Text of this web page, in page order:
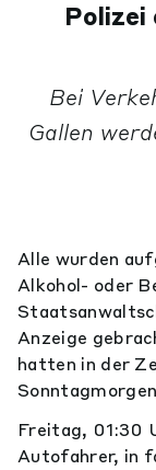
Bei
Gallen
Alle wurden
Alkohol- oder
Anzeige
hatten in der
Freitag, 01:30
Autofahrer, in